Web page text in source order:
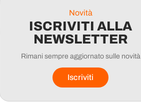
Novità
ISCRIVITI ALLA
NEWSLETTER
Rimani sempre aggiornato sulle novità
Iscriviti